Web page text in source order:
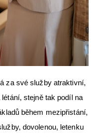
za své služby atraktivní,
stejně tak podíl na
během mezipřistání,
dovolenou, letenku